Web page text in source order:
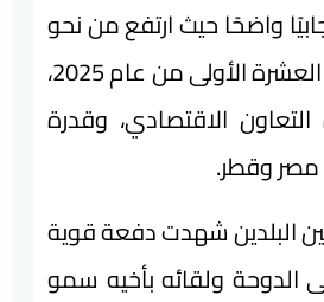
واضحًا حيث ارتفع من نحو
80 مليون دولار في عام 2023 إلى 143 مليون دولار خلال الأشهر العشرة الأولى من عام 2025،
قاعدة التعاون الاقتصادي، وقدرة
مصر وقطر.
بين البلدين شهدت دفعة قوية
الدوحة ولقائه بأخيه سمو